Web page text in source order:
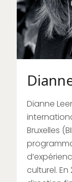
Dianne
Bruxelles
culturel.